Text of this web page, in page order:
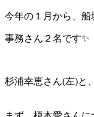
今年の１月から、船
事務さん２名です✨
杉浦幸恵さん(左)と